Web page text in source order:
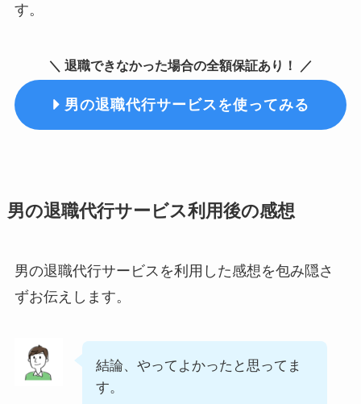
す。
＼ 退職できなかった場合の全額保証あり！ ／
男の退職代行サービスを使ってみる
男の退職代行サービス利用後の感想
男の退職代行サービスを利用した感想を包み隠さ
ずお伝えします。
結論、やってよかったと思ってま
す。